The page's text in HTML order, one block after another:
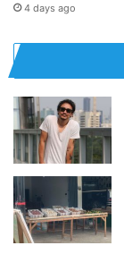
4 days ago